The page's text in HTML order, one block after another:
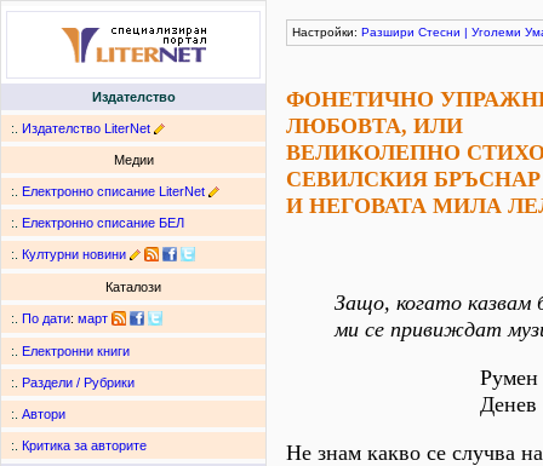
Издателство
:. Издателство LiterNet
Медии
:. Електронно списание LiterNet
:. Електронно списание БЕЛ
:. Културни новини
Каталози
:. По дати: март
:. Електронни книги
:. Раздели / Рубрики
:. Автори
:. Критика за авторите
Настройки: Разшири Стесни | Уголеми
ФОНЕТИЧНО
ЛЮБОВТА, ИЛИ
ВЕЛИКОЛЕПНО
СЕВИЛСКИЯ БРЪСНАР
И НЕГОВАТА МИЛА
Защо, когато казвам
ми се привиждат
Румен
Денев
Не знам какво се случва